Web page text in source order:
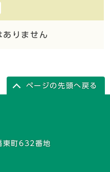
ありません
ページの先頭へ戻る
東町632番地